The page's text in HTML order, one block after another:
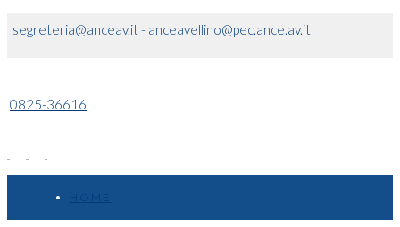
segreteria@anceav.it- anceavellino@pec.ance.av.it
0825-36616